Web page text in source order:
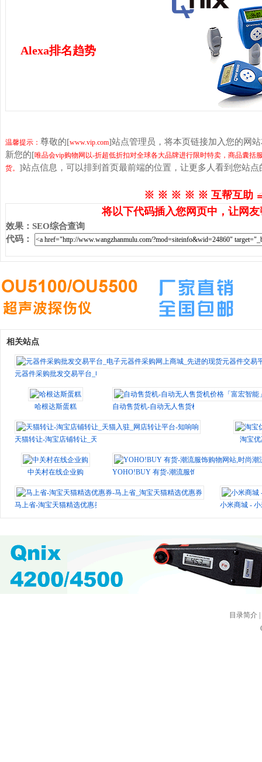
Alexa排名趋势
温馨提示： 尊敬的[www.vip.com]站点管理员，将本页链接加入您的网
新您的[唯品会vip购物网以-折超低折扣对全球各大品牌进行限时特卖，商品囊
货。 ]站点信息，可以排到首页最前端的位置，让更多人看到您站点
※ ※ ※ ※ ※ 互帮互助
将以下代码插入您网页中，让网
效果 ： SEO综合查询
代码 ：
相关站点
元器件采购批发交易平台_电子元器件采购网上商城_先进的现货元器件交易平台
哈根达斯蛋糕 自动售货机-自动无人售货机价格「富宏智能」
天猫转让-淘宝店铺转让_天猫入驻_网店转让平台-知响响 淘宝
中关村在线企业购 YOHO!BUY 有货-潮流服饰购物网站,时尚潮流
马上省-淘宝天猫精选优惠券-马上省_淘宝天猫精选优惠券 小米商城 -
目录简介